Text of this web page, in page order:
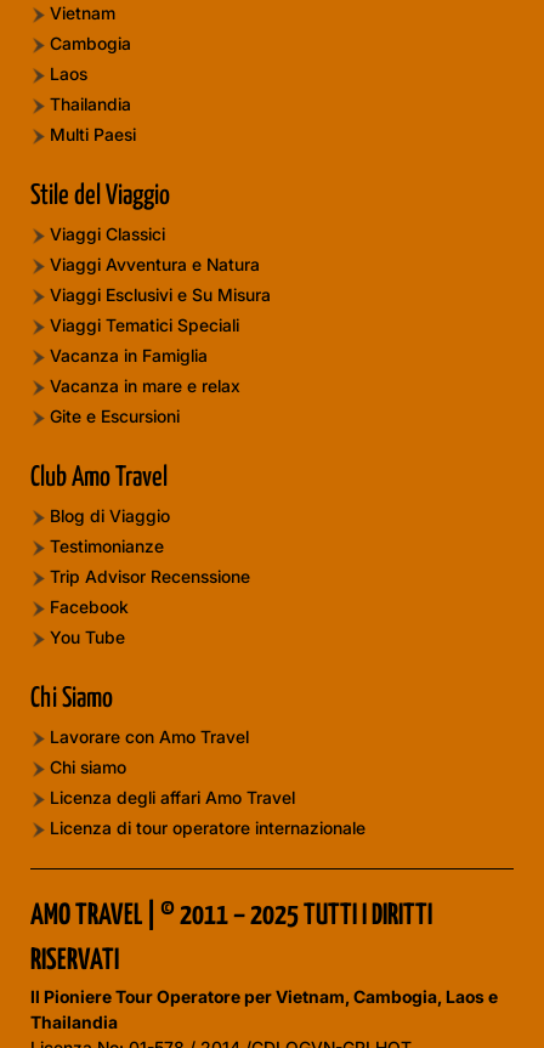
Vietnam
Cambogia
Laos
Thailandia
Multi Paesi
Stile del Viaggio
Viaggi Classici
Viaggi Avventura e Natura
Viaggi Esclusivi e Su Misura
Viaggi Tematici Speciali
Vacanza in Famiglia
Vacanza in mare e relax
Gite e Escursioni
Club Amo Travel
Blog di Viaggio
Testimonianze
Trip Advisor Recenssione
Facebook
You Tube
Chi Siamo
Lavorare con Amo Travel
Chi siamo
Licenza degli affari Amo Travel
Licenza di tour operatore internazionale
AMO TRAVEL | © 2011 – 2025 TUTTI I DIRITTI
RISERVATI
Il Pioniere Tour Operatore per Vietnam, Cambogia, Laos e
Thailandia